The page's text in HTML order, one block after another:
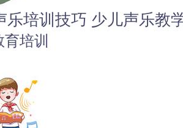
乐培训技巧 少儿声乐教
育培训